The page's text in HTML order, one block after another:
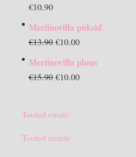
€10.90
Meriinovilla püksid
€13.90 Algne
€10.00Praegune
on:
Meriinovilla pluus
€15.90 Algne
€15.90.
€10.00Praegune
Tooted emale
Tooted lastele